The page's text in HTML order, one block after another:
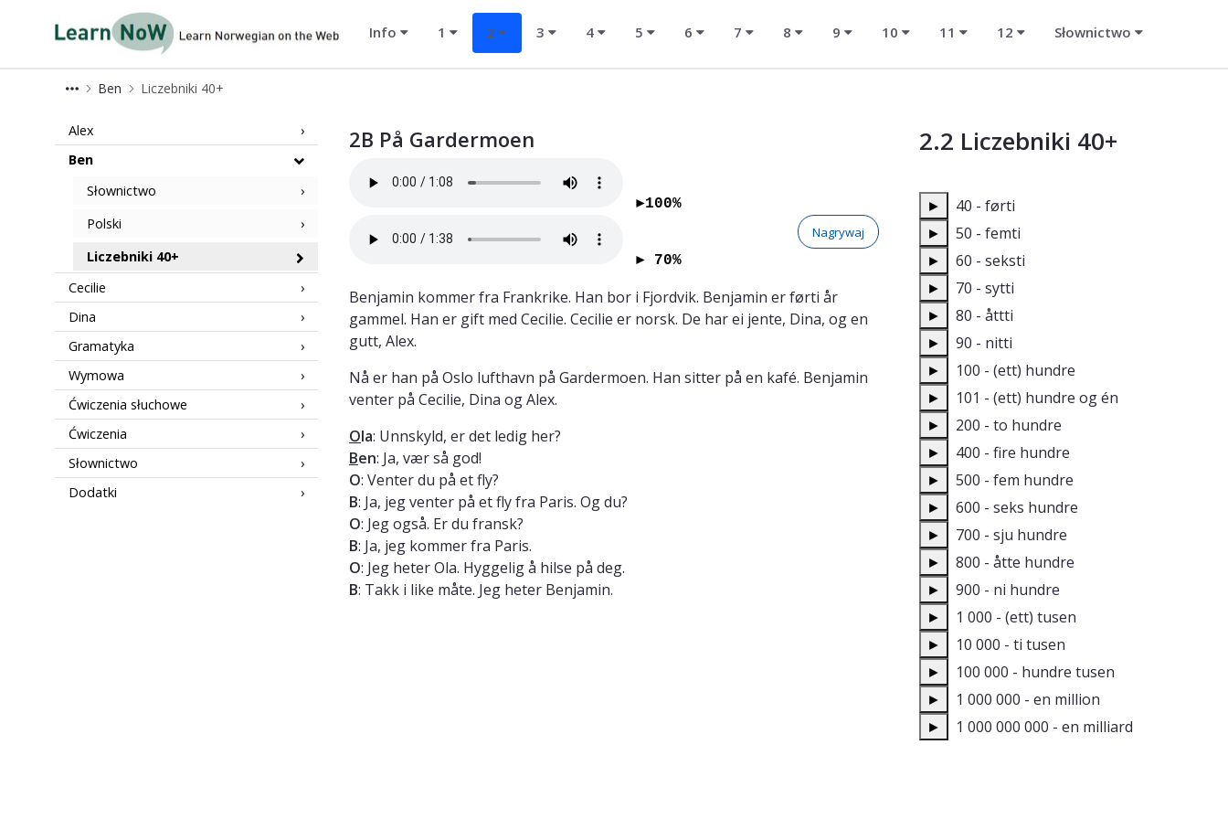
LearnNoW-pl Info 1 2 3 4 5 6 7 8 9 10 11 12 Słownictwo
Ben Liczebniki 40+
2B LearnNoW
Alex
Ben
Słownictwo
Polski
Liczebniki 40+
Cecilie
Dina
Gramatyka
Wymowa
Ćwiczenia słuchowe
Ćwiczenia
Słownictwo
Dodatki
2B På Gardermoen
►100%
► 70%
Nagrywaj
Benjamin kommer fra Frankrike. Han bor i Fjordvik. Benjamin er førti år
gammel. Han er gift med Cecilie. Cecilie er norsk. De har ei jente, Dina, og en
gutt, Alex.
Nå er han på Oslo lufthavn på Gardermoen. Han sitter på en kafé. Benjamin
venter på Cecilie, Dina og Alex.
Ola: Unnskyld, er det ledig her?
Ben: Ja, vær så god!
O: Venter du på et fly?
B: Ja, jeg venter på et fly fra Paris. Og du?
O: Jeg også. Er du fransk?
B: Ja, jeg kommer fra Paris.
O: Jeg heter Ola. Hyggelig å hilse på deg.
B: Takk i like måte. Jeg heter Benjamin.
2.2 Liczebniki 40+
►
40 - førti
►
50 - femti
►
60 - seksti
►
70 - sytti
►
80 - åttti
►
90 - nitti
►
100 - (ett) hundre
►
101 - (ett) hundre og én
►
200 - to hundre
►
400 - fire hundre
►
500 - fem hundre
►
600 - seks hundre
►
700 - sju hundre
►
800 - åtte hundre
►
900 - ni hundre
►
1 000 - (ett) tusen
►
10 000 - ti tusen
►
100 000 - hundre tusen
►
1 000 000 - en million
►
1 000 000 000 - en milliard